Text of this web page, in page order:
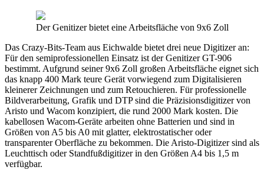
Der Genitizer bietet eine Arbeitsfläche von 9x6 Zoll
Das Crazy-Bits-Team aus Eichwalde bietet drei neue Digitizer an:
Für den semiprofessionellen Einsatz ist der Genitizer GT-906
bestimmt. Aufgrund seiner 9x6 Zoll großen Arbeitsfläche eignet sich
das knapp 400 Mark teure Gerät vorwiegend zum Digitalisieren
kleinerer Zeichnungen und zum Retouchieren. Für professionelle
Bildverarbeitung, Grafik und DTP sind die Präzisionsdigitizer von
Aristo und Wacom konzipiert, die rund 2000 Mark kosten. Die
kabellosen Wacom-Geräte arbeiten ohne Batterien und sind in
Größen von A5 bis A0 mit glatter, elektrostatischer oder
transparenter Oberfläche zu bekommen. Die Aristo-Digitizer sind als
Leuchttisch oder Standfußdigitizer in den Größen A4 bis 1,5 m
verfügbar.